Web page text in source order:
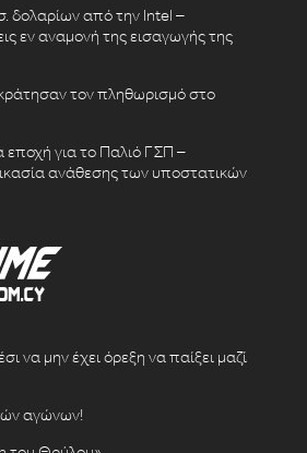
δολαρίων από την Intel –
εν αναμονή της εισαγωγής της
τον πληθωρισμό στο
για το Παλιό ΓΣΠ –
ανάθεσης των υποστατικών
να μην έχει όρεξη να παίξει μαζί
αγώνων!